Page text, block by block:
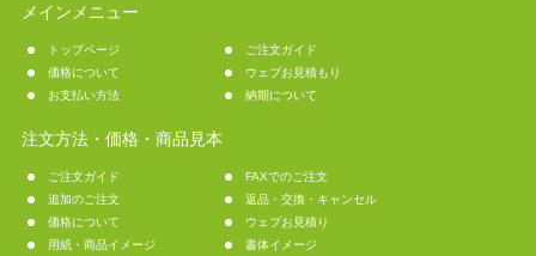
メインメニュー
トップページ
ご注文ガイド
価格について
ウェブお見積もり
お支払い方法
納期について
注文方法・価格・商品見本
ご注文ガイド
FAXでのご注文
追加のご注文
返品・交換・キャンセル
価格について
ウェブお見積り
用紙・商品イメージ
書体イメージ